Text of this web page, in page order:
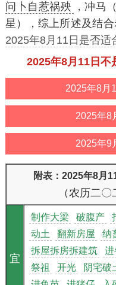
问卜自惹祸殃 ，冲马
星），综上所述及结
2025年8月11日是否适
2025年8月11日不
2025年8月
2025年8
2025年9
附表：2025年8月
（农历二
宜
制作大梁 破腹产
动土
翻新房屋 纳
拆屋拆房拆建筑
祭祖
开光 阴宅破